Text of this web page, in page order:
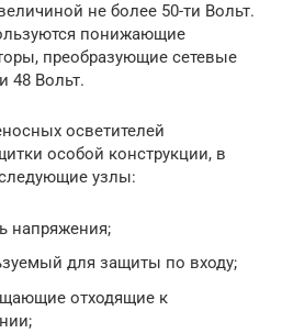
не более 50-ти Вольт.
понижающие
преобразующие сетевые
48 Вольт.
осветителей
особой конструкции, в
узлы:
напряжения;
для защиты по входу;
отходящие к